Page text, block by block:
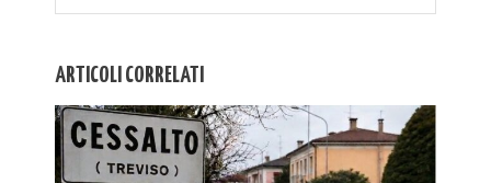
ARTICOLI CORRELATI